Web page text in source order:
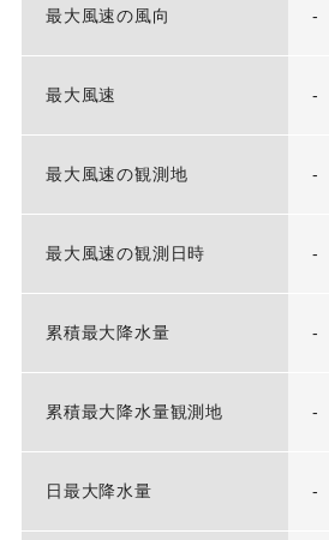
最大風速の風向 -
最大風速 -
最大風速の観測地 -
最大風速の観測日時 -
累積最大降水量 -
累積最大降水量観測地 -
日最大降水量 -